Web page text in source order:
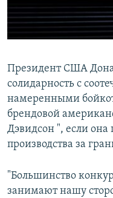
Президент США
солидарность с
намеренными
брендовой
Дэвидсон ", если она
производства за
"Большинство
занимают нашу